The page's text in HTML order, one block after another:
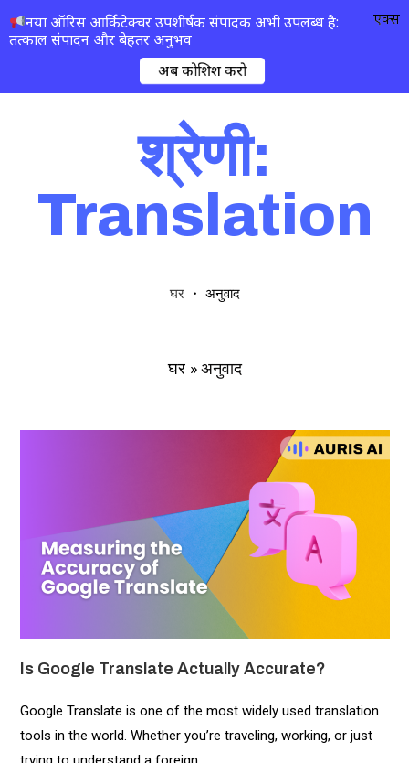
श्रेणी:
Translation
घर・ अनुवाद
घर » अनुवाद
Is Google Translate Actually Accurate?
Google Translate is one of the most widely used translation
tools in the world. Whether you’re traveling, working, or just
नया ऑरिस आर्किटेक्चर उपशीर्षक संपादक अभी उपलब्ध है:
तत्काल संपादन और बेहतर अनुभव
अब कोशिश करो
एक्स